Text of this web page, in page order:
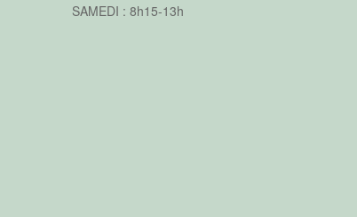
SAMEDI : 8h15-13h